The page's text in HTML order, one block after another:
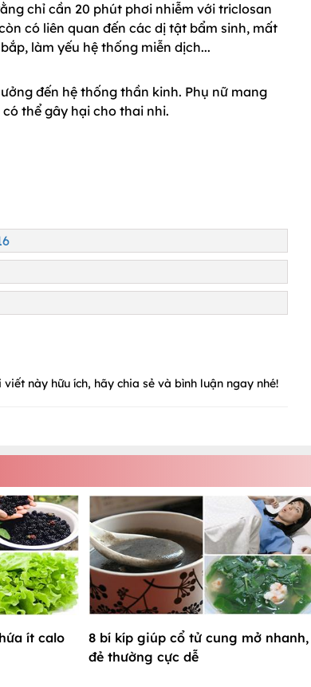
chỉ cần 20 phút phơi nhiễm với triclosan
có liên quan đến các dị tật bẩm sinh, mất
làm yếu hệ thống miễn dịch...
đến hệ thống thần kinh. Phụ nữ mang
thể gây hại cho thai nhi.
này hữu ích, hãy chia sẻ và bình luận ngay nhé!
ít calo
8 bí kíp giúp cổ tử cung mở nhanh,
đẻ thường cực dễ